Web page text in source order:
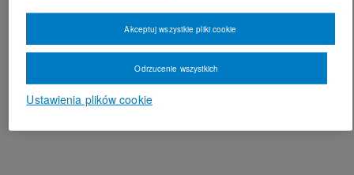
Ustawienia plików cookie
Odrzucenie wszystkich
Akceptuj wszystkie pliki cookie